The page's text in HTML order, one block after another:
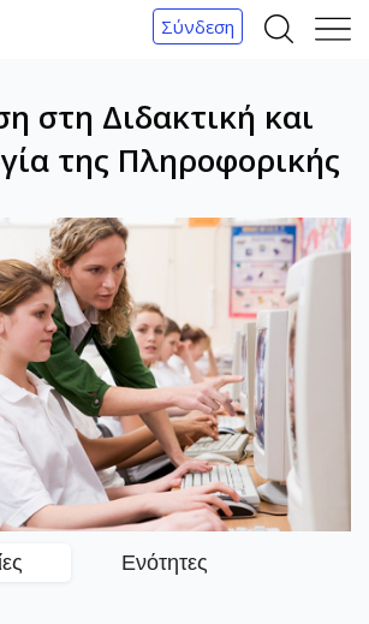
Μ
ύ
Α
α
ή
η
σ
η
Σύνδεση
στη Διδακτική και
της Πληροφορικής
Ενότητες